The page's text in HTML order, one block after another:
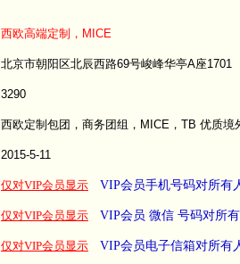
西欧高端定制，MICE
北京市朝阳区北辰西路69号峻峰华亭A座1701
3290
西欧定制包团，商务团组，MICE，TB 优质
2015-5-11
仅对VIP会员显示 VIP会员手机号码对所有
仅对VIP会员显示 VIP会员 微信 号码对所
仅对VIP会员显示 VIP会员电子信箱对所有